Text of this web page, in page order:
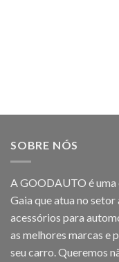
SOBRE NÓS
A GOODAUTO é uma
Gaia que atua no
acessórios para
as melhores marcas e
seu carro. Queremos